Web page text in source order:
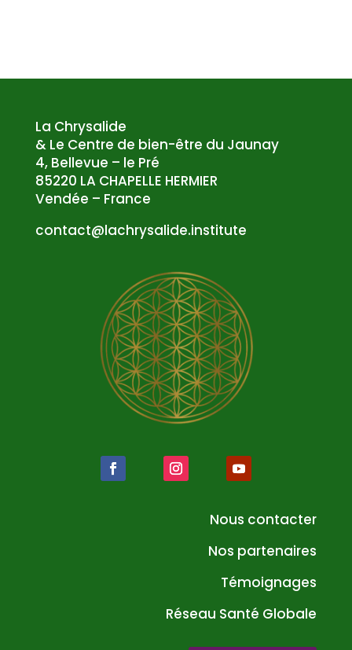
La Chrysalide
& Le Centre de bien-être du Jaunay
4, Bellevue – le Pré
85220 LA CHAPELLE HERMIER
Vendée – France
etuti
tsni.
edila
syrhc
al@tc
atnoc
Nous contacter
Nos partenaires
Témoignages
Réseau Santé Globale